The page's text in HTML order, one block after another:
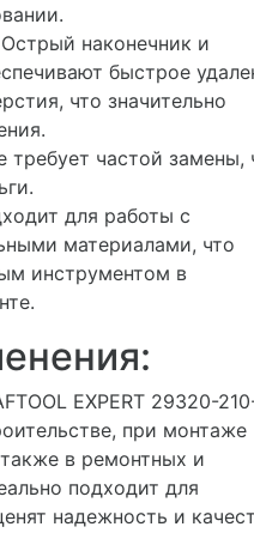
Острый наконечник и
быстрое
что значительно
требует частой замены,
для работы с
материалами, что
инструментом в
EXPERT 29320-
при монтаже
в ремонтных и
подходит для
надежность и